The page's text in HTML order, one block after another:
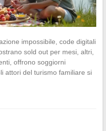
impossibile, code digitali
sold out per mesi, altri,
offrono soggiorni
attori del turismo familiare si